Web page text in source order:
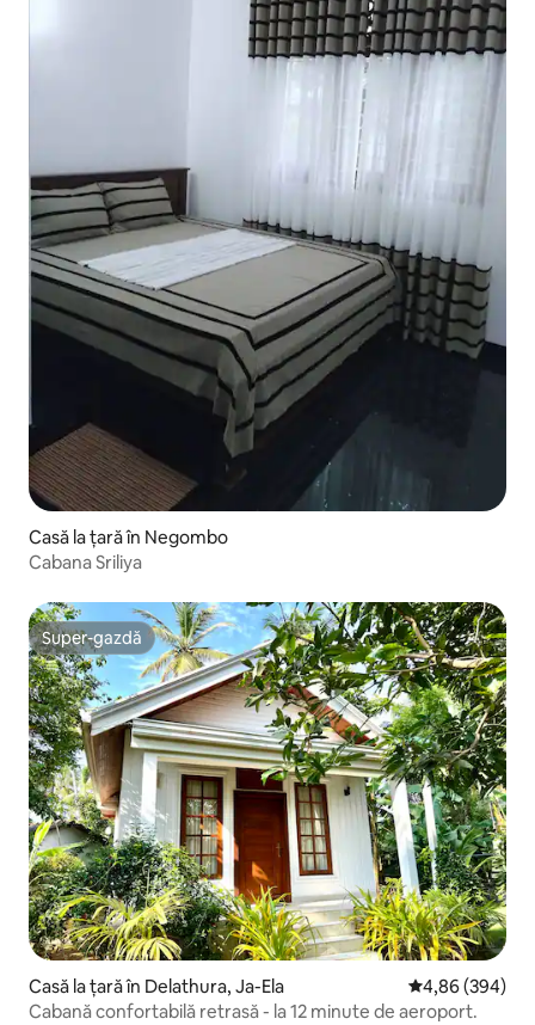
Casă la țară în Negombo
Cabana Sriliya
Super-gazdă
Super-gazdă
Casă la țară în Delathura, Ja-Ela Scor mediu de
4,86 (394)
Cabană confortabilă retrasă - la 12 minute de aeroport.